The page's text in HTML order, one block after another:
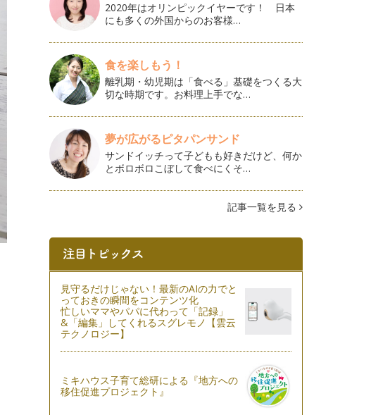
2020年はオリンピックイヤーです！ 日本
にも多くの外国からのお客様…
食を楽しもう！
離乳期・幼児期は「食べる」基礎をつくる大
切な時期です。お料理上手でな…
夢が広がるピタパンサンド
サンドイッチって子どもも好きだけど、何か
とボロボロこぼして食べにくそ…
記事一覧を見る
見守るだけじゃない！最新のAIの力でと
っておきの瞬間をコンテンツ化
忙しいママやパパに代わって「記録」
&「編集」してくれるスグレモノ【雲云
テクノロジー】
ミキハウス子育て総研による『地方への
移住促進プロジェクト』